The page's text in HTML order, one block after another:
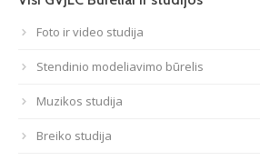
Foto ir video studija
Stendinio modeliavimo būrelis
Muzikos studija
Breiko studija